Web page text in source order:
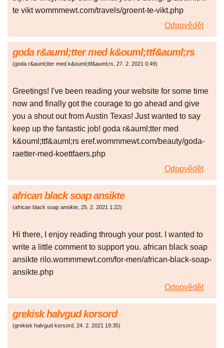
te vikt wommmewt.com/travels/groent-te-vikt.php
Odpovědět
goda r&auml;tter med k&ouml;ttf&auml;rs
(goda r&auml;tter med k&ouml;ttf&auml;rs, 27. 2. 2021 0:49)
Greetings! I've been reading your website for some time
now and finally got the courage to go ahead and give
you a shout out from Austin Texas! Just wanted to say
keep up the fantastic job! goda r&auml;tter med
k&ouml;ttf&auml;rs eref.wommmewt.com/beauty/goda-
raetter-med-koettfaers.php
Odpovědět
african black soap ansikte
(african black soap ansikte, 25. 2. 2021 1:22)
Hi there, I enjoy reading through your post. I wanted to
write a little comment to support you. african black soap
ansikte rilo.wommmewt.com/for-men/african-black-soap-
ansikte.php
Odpovědět
grekisk halvgud korsord
(grekisk halvgud korsord, 24. 2. 2021 19:35)